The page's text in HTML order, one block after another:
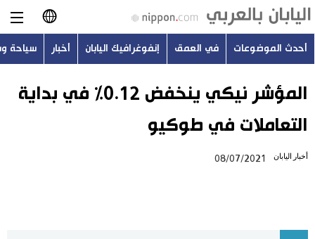
日本語
English
أحدث الموضوعات
أحدث الموضوعات في العمق إنفوغرافيك اليابان أخبار سياحة
المؤشر نيكي ينخفض 0.12% في بداية
التعاملات في طوكيو
أخبار اليابان 08/07/2021